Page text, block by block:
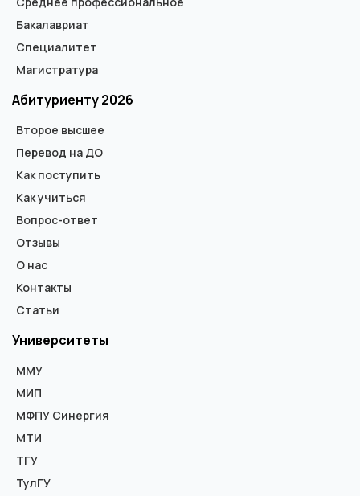
Бакалавриат
Специалитет
Магистратура
Абитуриенту 2026
Второе высшее
Перевод на ДО
Как поступить
Как учиться
Вопрос-ответ
Отзывы
О нас
Контакты
Статьи
Университеты
ММУ
МИП
МФПУ Синергия
МТИ
ТГУ
ТулГУ